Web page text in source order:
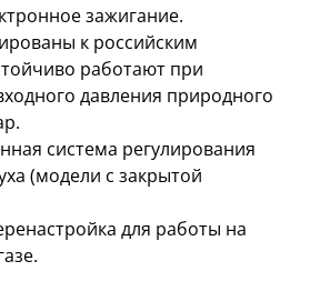
зажигание.
к российским
работают при
давления природного
система регулирования
(модели с закрытой
для работы на